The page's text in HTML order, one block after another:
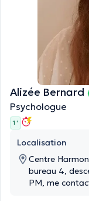
Alizée Bernard
Psychologue
1 '
Localisation
Centre
bureau 4,
PM, me